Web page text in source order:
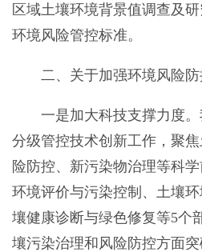
区域土壤环境背景值调查及
环境风险管控标准。
二、关于加强环境风险防
一是加大科技支撑力度。
分级管控技术创新工作，聚
险防控、新污染物治理等科
环境评价与污染控制、土壤
壤健康诊断与绿色修复等5个
壤污染治理和风险防控方面